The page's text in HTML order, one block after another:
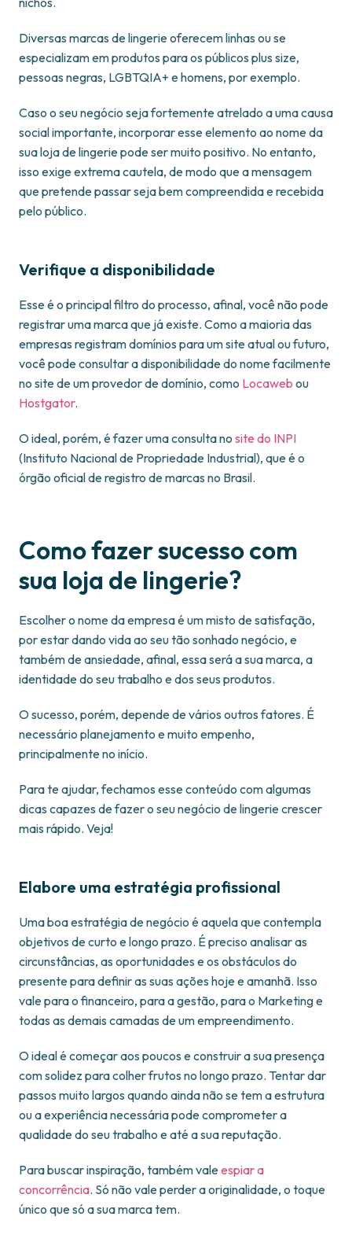
Diversas marcas de lingerie oferecem linhas ou se
especializam em produtos para os públicos plus size,
pessoas negras, LGBTQIA+ e homens, por exemplo.
Caso o seu negócio seja fortemente atrelado a uma causa
social importante, incorporar esse elemento ao nome da
sua loja de lingerie pode ser muito positivo. No entanto,
isso exige extrema cautela, de modo que a mensagem
que pretende passar seja bem compreendida e recebida
pelo público.
Verifique a disponibilidade
Esse é o principal filtro do processo, afinal, você não pode
registrar uma marca que já existe. Como a maioria das
empresas registram domínios para um site atual ou futuro,
você pode consultar a disponibilidade do nome facilmente
no site de um provedor de domínio, como Locaweb ou
Hostgator.
O ideal, porém, é fazer uma consulta no site do INPI
(Instituto Nacional de Propriedade Industrial), que é o
órgão oficial de registro de marcas no Brasil.
Como fazer sucesso com
sua loja de lingerie?
Escolher o nome da empresa é um misto de satisfação,
por estar dando vida ao seu tão sonhado negócio, e
também de ansiedade, afinal, essa será a sua marca, a
identidade do seu trabalho e dos seus produtos.
O sucesso, porém, depende de vários outros fatores. É
necessário planejamento e muito empenho,
principalmente no início.
Para te ajudar, fechamos esse conteúdo com algumas
dicas capazes de fazer o seu negócio de lingerie crescer
mais rápido. Veja!
Elabore uma estratégia profissional
Uma boa estratégia de negócio é aquela que contempla
objetivos de curto e longo prazo. É preciso analisar as
circunstâncias, as oportunidades e os obstáculos do
presente para definir as suas ações hoje e amanhã. Isso
vale para o financeiro, para a gestão, para o Marketing e
todas as demais camadas de um empreendimento.
O ideal é começar aos poucos e construir a sua presença
com solidez para colher frutos no longo prazo. Tentar dar
passos muito largos quando ainda não se tem a estrutura
ou a experiência necessária pode comprometer a
qualidade do seu trabalho e até a sua reputação.
Para buscar inspiração, também valeespiar a
concorrência. Só não vale perder a originalidade, o toque
único que só a sua marca tem.